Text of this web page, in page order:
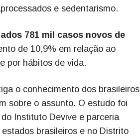
e sedentarismo.
781 mil casos novos de
de 10,9% em relação ao
por hábitos de vida.
o conhecimento dos brasileiros
sobre o assunto. O estudo foi
Instituto Devive e parceria
brasileiros e no Distrito